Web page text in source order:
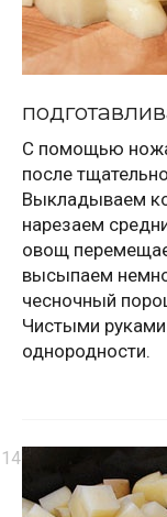
С помощью
после
Выкладываем
нарезаем
овощ
высыпаем
чесночный
Чистыми
однородности.